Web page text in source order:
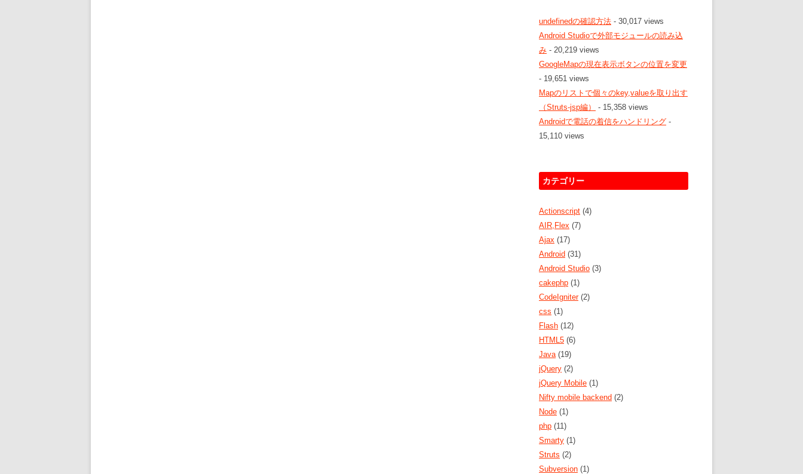
undefinedの確認方法 - 30,017 views
Android Studioで外部モジュールの読み込
み - 20,219 views
GoogleMapの現在表示ボタンの位置を変更
- 19,651 views
Mapのリストで個々のkey,valueを取り出す
（Struts-jsp編）
- 15,358 views
Androidで電話の着信をハンドリング -
15,110 views
カテゴリー
Actionscript (4)
AIR,Flex (7)
Ajax (17)
Android (31)
Android Studio (3)
cakephp (1)
CodeIgniter(2)
css (1)
Flash (12)
HTML5 (6)
Java(19)
jQuery (2)
jQuery Mobile (1)
Nifty mobile backend (2)
Node (1)
php (11)
Smarty (1)
Struts (2)
Subversion (1)